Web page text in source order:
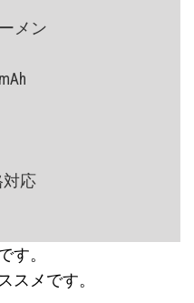
メン
対応
す。
スメです。